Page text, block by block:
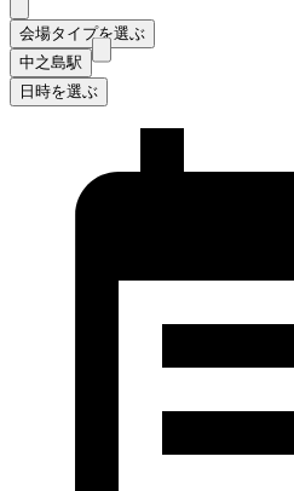
会場タイプを選ぶ
中之島駅
日時を選ぶ